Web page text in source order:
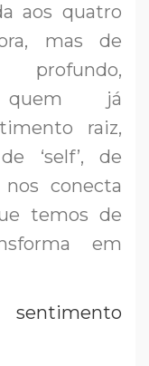
aos quatro
mas de
profundo,
quem já
raiz,
‘self’, de
conecta
temos de
em